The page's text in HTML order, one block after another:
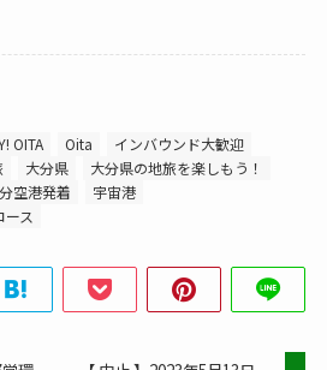
OITA Oita
インバウンド大歓迎
大分県
大分県の地旅を楽しもう！
空港発着
宇宙港
ス